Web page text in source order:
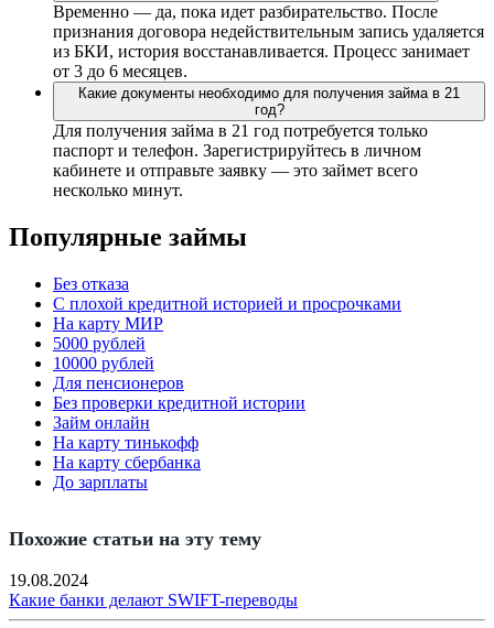
Временно — да, пока идет разбирательство. После
признания договора недействительным запись удаляется
из БКИ, история восстанавливается. Процесс занимает
от 3 до 6 месяцев.
Какие документы необходимо для получения займа в 21
год?
Для получения займа в 21 год потребуется только
паспорт и телефон. Зарегистрируйтесь в личном
кабинете и отправьте заявку — это займет всего
несколько минут.
Популярные займы
Без отказа
С плохой кредитной историей и просрочками
На карту МИР
5000 рублей
10000 рублей
Для пенсионеров
Без проверки кредитной истории
Займ онлайн
На карту тинькофф
На карту сбербанка
До зарплаты
Похожие статьи на эту тему
19.08.2024
Какие банки делают SWIFT-переводы